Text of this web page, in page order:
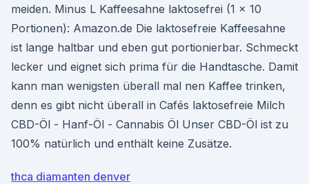
meiden. Minus L Kaffeesahne laktosefrei (1 x 10
Portionen): Amazon.de Die laktosefreie Kaffeesahne
ist lange haltbar und eben gut portionierbar. Schmeckt
lecker und eignet sich prima für die Handtasche. Damit
kann man wenigsten überall mal nen Kaffee trinken,
denn es gibt nicht überall in Cafés laktosefreie Milch
CBD-Öl - Hanf-Öl - Cannabis Öl Unser CBD-Öl ist zu
100% natürlich und enthält keine Zusätze.
thca diamanten denver